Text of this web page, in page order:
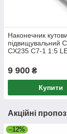
Наконечник
підвищувальний
CX235 C7-1 1:5
9 900 ₴
Купити
Акційні
–12%